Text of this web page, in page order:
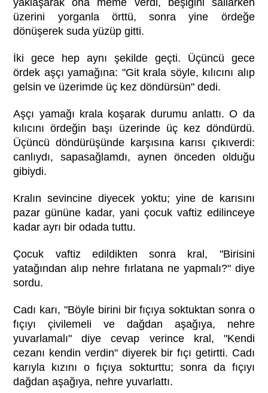
üzerini yorganla örttü, sonra yine ördeğe
dönüşerek suda yüzüp gitti.
İki gece hep aynı şekilde geçti. Üçüncü gece
ördek aşçı yamağına: "Git krala söyle, kılıcını alıp
gelsin ve üzerimde üç kez döndürsün" dedi.
Aşçı yamağı krala koşarak durumu anlattı. O da
kılıcını ördeğin başı üzerinde üç kez döndürdü.
Üçüncü döndürüşünde karşısına karısı çıkıverdi:
canlıydı, sapasağlamdı, aynen önceden olduğu
gibiydi.
Kralın sevincine diyecek yoktu; yine de karısını
pazar gününe kadar, yani çocuk vaftiz edilinceye
kadar ayrı bir odada tuttu.
Çocuk vaftiz edildikten sonra kral, "Birisini
yatağından alıp nehre fırlatana ne yapmalı?" diye
sordu.
Cadı karı, "Böyle birini bir fıçıya soktuktan sonra o
fıçıyı çivilemeli ve dağdan aşağıya, nehre
yuvarlamalı" diye cevap verince kral, "Kendi
cezanı kendin verdin" diyerek bir fıçı getirtti. Cadı
karıyla kızını o fıçıya sokturttu; sonra da fıçıyı
dağdan aşağıya, nehre yuvarlattı.